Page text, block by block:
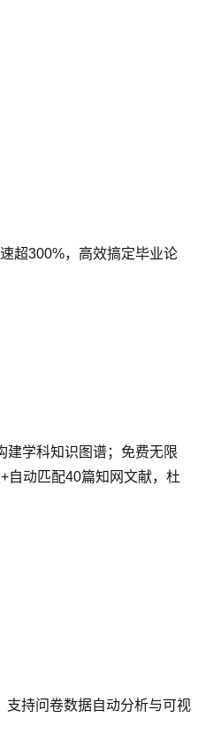
超300%，高效搞定毕业论
学科知识图谱；免费无限
自动匹配40篇知网文献，杜
支持问卷数据自动分析与可视